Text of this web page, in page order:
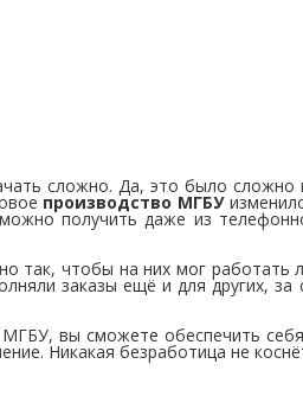
сложно. Да, это было сложно
производство МГБУ
получить даже из
так, чтобы на них мог
заказы ещё и для других,
вы сможете обеспечить
Никакая безработица не